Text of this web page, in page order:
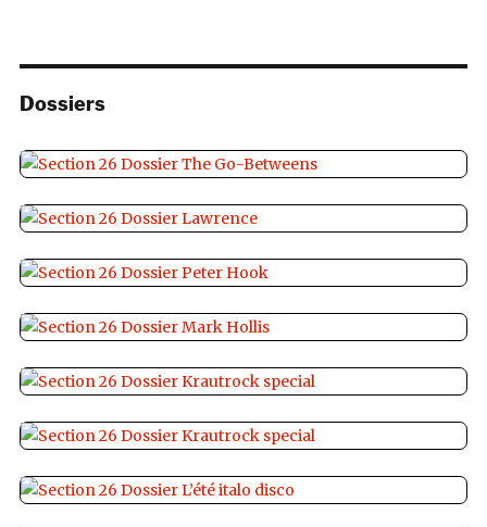
Dossiers